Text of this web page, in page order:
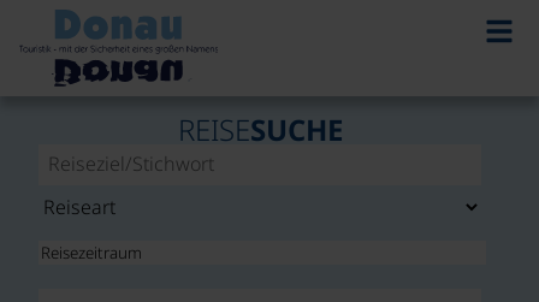
REISESUCHE